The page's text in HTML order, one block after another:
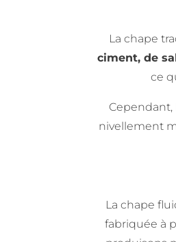
La chape
ciment, de
ce
nivellement
La chape
fabriquée à